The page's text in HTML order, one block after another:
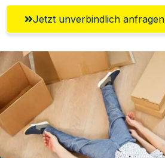
Jetzt unverbindlich anfragen